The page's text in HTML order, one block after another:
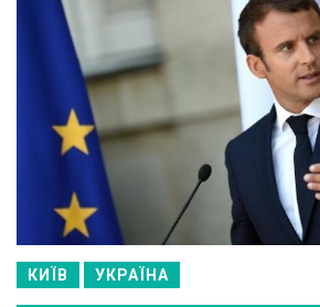
КИЇВ УКРАЇНА